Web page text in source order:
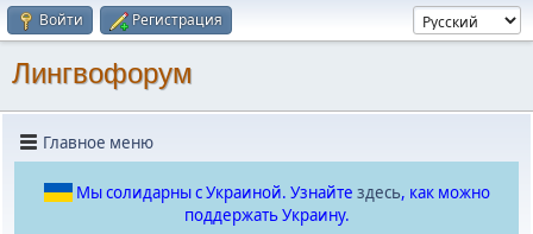
Войти Регистрация
Лингвофорум
Главное меню
Мы солидарны с Украиной. Узнайте здесь, как можно
поддержать Украину.